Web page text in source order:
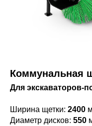
Коммунальная
Для экскаваторов-
Ширина щетки: 2400
Диаметр дисков: 550